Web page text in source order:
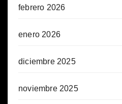
febrero 2026
enero 2026
diciembre 2025
noviembre 2025